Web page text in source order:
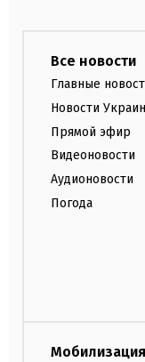
Все новости
Главные
Новости
Прямой эфир
Видеоновости
Аудионовости
Погода